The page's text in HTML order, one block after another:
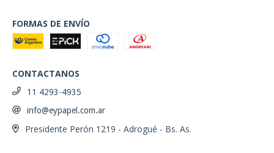
FORMAS DE ENVÍO
CONTACTANOS
11 4293-4935
info@eypapel.com.ar
Presidente Perón 1219 - Adrogué - Bs. As.